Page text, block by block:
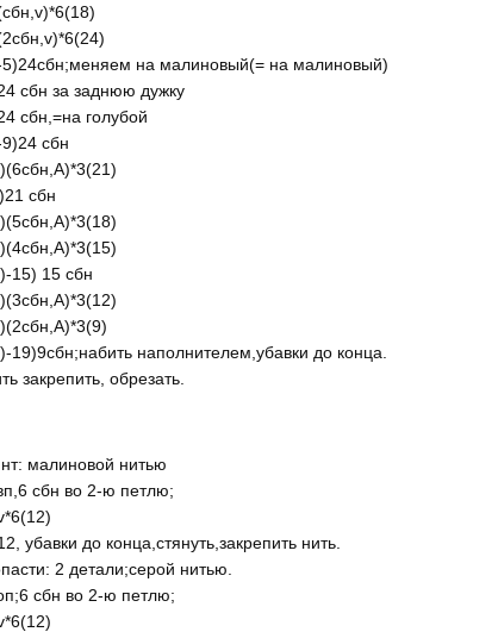
на малиновый(= на малиновый)
сбн за заднюю дужку
сбн,=на голубой
сбн
сбн
15) 15 сбн
19)9сбн;набить наполнителем,убавки до конца.
закрепить, обрезать.
малиновой нитью
сбн во 2-ю петлю;
убавки до конца,стянуть,закрепить нить.
2 детали;серой нитью.
сбн во 2-ю петлю;